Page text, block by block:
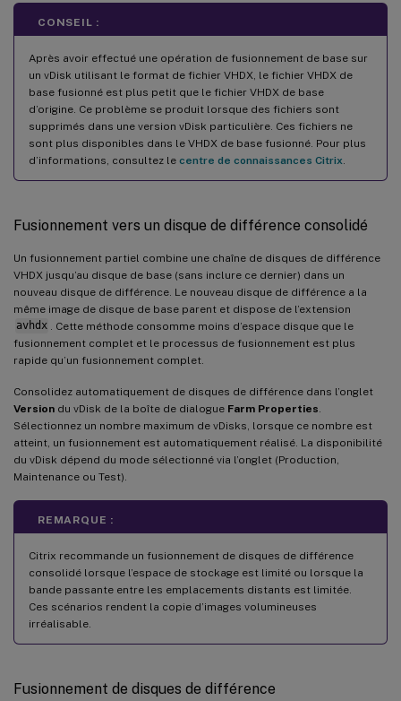
CONSEIL :
Après avoir effectué une opération de fusionnement de base sur
un vDisk utilisant le format de fichier VHDX, le fichier VHDX de
base fusionné est plus petit que le fichier VHDX de base
d’origine. Ce problème se produit lorsque des fichiers sont
supprimés dans une version vDisk particulière. Ces fichiers ne
sont plus disponibles dans le VHDX de base fusionné. Pour plus
d’informations, consultez le centre de connaissances Citrix
Fusionnement vers un disque de différence consolidé
Un fusionnement partiel combine une chaîne de disques de différence
VHDX jusqu’au disque de base (sans inclure ce dernier) dans un
nouveau disque de différence. Le nouveau disque de différence a la
même image de disque de base parent et dispose de l’extension
avhdx
. Cette méthode consomme moins d’espace disque que le
fusionnement complet et le processus de fusionnement est plus
rapide qu’un fusionnement complet.
Consolidez automatiquement de disques de différence dans l’onglet
Version du vDisk de la boîte de dialogue Farm Properties
Sélectionnez un nombre maximum de vDisks, lorsque ce nombre est
atteint, un fusionnement est automatiquement réalisé. La disponibilité
du vDisk dépend du mode sélectionné via l’onglet (Production,
Maintenance ou Test).
REMARQUE :
Citrix recommande un fusionnement de disques de différence
consolidé lorsque l’espace de stockage est limité ou lorsque la
bande passante entre les emplacements distants est limitée.
Ces scénarios rendent la copie d’images volumineuses
irréalisable.
Fusionnement de disques de différence